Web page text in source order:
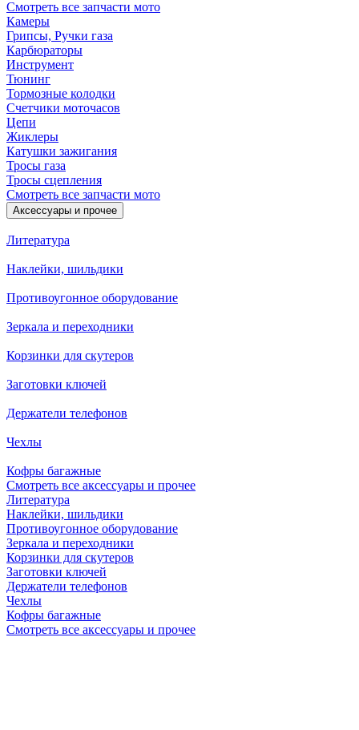
Смотреть все запчасти мото
Камеры
Грипсы, Ручки газа
Карбюраторы
Инструмент
Тюнинг
Тормозные колодки
Счетчики моточасов
Цепи
Жиклеры
Катушки зажигания
Тросы газа
Тросы сцепления
Смотреть все запчасти мото
Аксессуары и прочее
Литература
Наклейки, шильдики
Противоугонное оборудование
Зеркала и переходники
Корзинки для скутеров
Заготовки ключей
Держатели телефонов
Чехлы
Кофры багажные
Смотреть все аксессуары и прочее
Литература
Наклейки, шильдики
Противоугонное оборудование
Зеркала и переходники
Корзинки для скутеров
Заготовки ключей
Держатели телефонов
Чехлы
Кофры багажные
Смотреть все аксессуары и прочее